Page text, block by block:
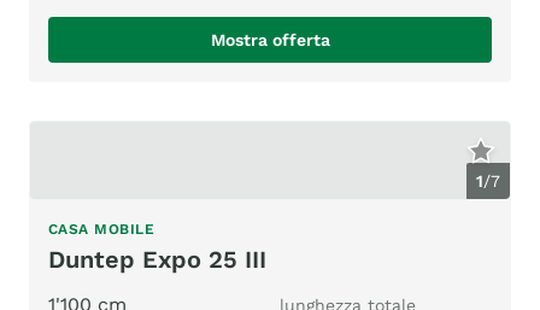
Mostra offerta
1/7
CASA MOBILE
Duntep Expo 25 III
1'100 cm lunghezza totale